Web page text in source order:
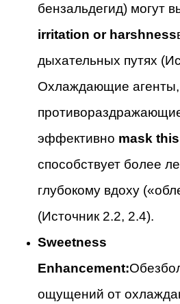
бензальдегид) могут
irritation or harshness
дыхательных путях
Охлаждающие агенты,
эффективно mask
способствует более
глубокому вдоху
(Источник 2.2, 2.4).
Sweetness
Enhancement:
ощущений от